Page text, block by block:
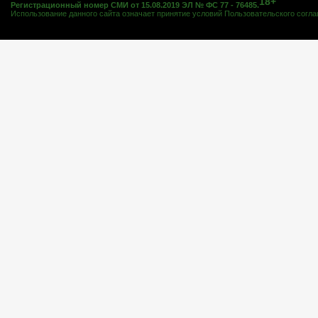
Регистрационный номер СМИ от 15.08.2019 ЭЛ № ФС 77 - 76485.
Использование данного сайта означает принятие условий Пользовательского